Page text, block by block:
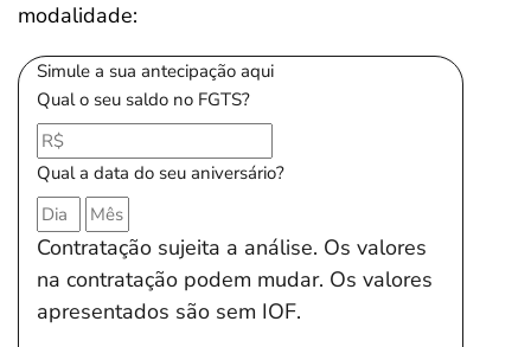
modalidade:
Simule a sua antecipação aqui
Qual o seu saldo no FGTS?
Qual a data do seu aniversário?
Contratação sujeita a análise. Os valores
na contratação podem mudar. Os valores
apresentados são sem IOF.